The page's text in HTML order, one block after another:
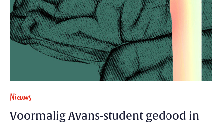
Nieuws
Voormalig Avans-student gedood in